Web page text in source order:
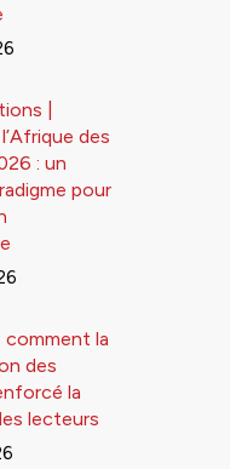
|
des
: un
pour
comment la
des
la
lecteurs